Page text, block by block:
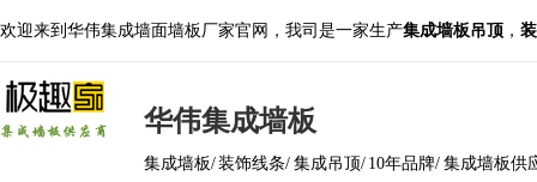
欢迎来到华伟集成墙面墙板厂家官网，我司是一家生产集成墙板吊顶 ，
华伟集成墙板
集成墙板/ 装饰线条/ 集成吊顶/ 10年品牌/ 集成墙板供